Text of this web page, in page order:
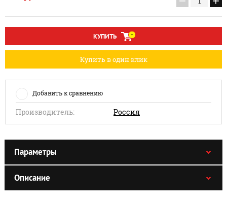
КУПИТЬ
Купить в один клик
Добавить к сравнению
Производитель: Россия
Параметры
Описание